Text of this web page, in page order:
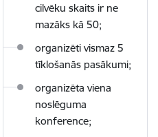
cilvēku skaits ir ne
mazāks kā 50;
organizēti vismaz 5
tīklošanās pasākumi;
organizēta viena
noslēguma
konference;